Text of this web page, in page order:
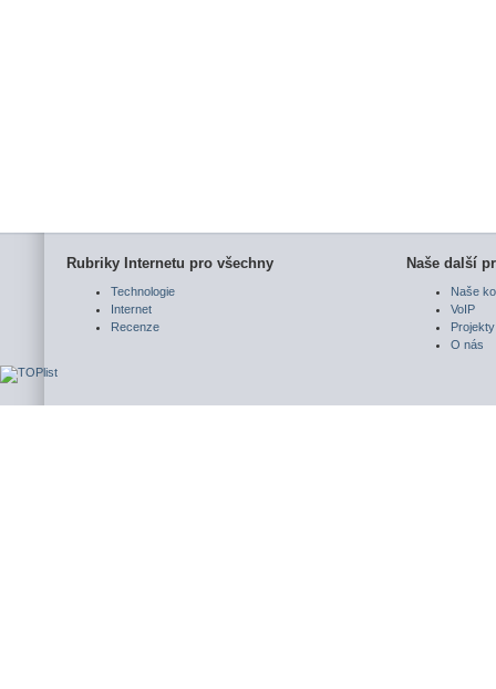
Rubriky Internetu pro všechny
Technologie
Internet
Recenze
Naše další
Naše
VoIP
Projekty
O nás